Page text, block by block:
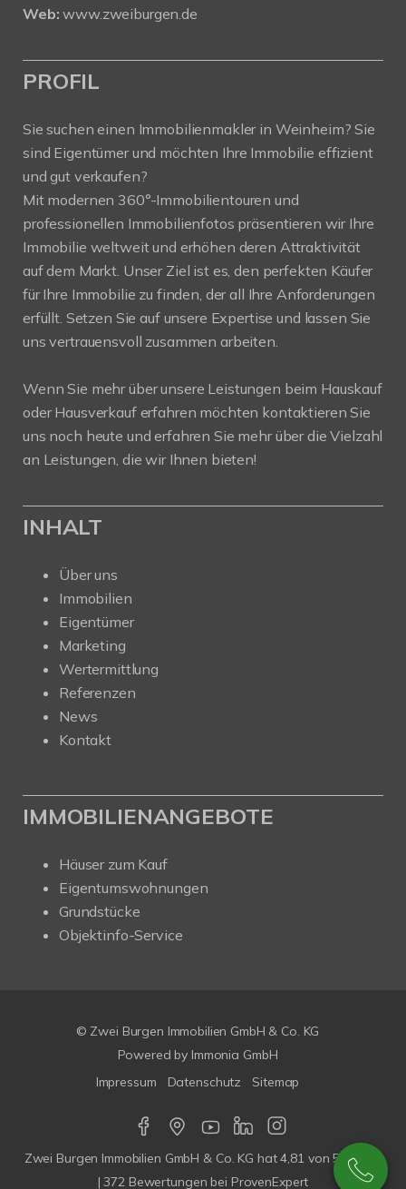
Web: www.zweiburgen.de
PROFIL
Sie suchen einen Immobilienmakler in Weinheim? Sie
sind Eigentümer und möchten Ihre Immobilie effizient
und gut verkaufen?
Mit modernen 360°-Immobilientouren und
professionellen Immobilienfotos präsentieren wir Ihre
Immobilie weltweit und erhöhen deren Attraktivität
auf dem Markt. Unser Ziel ist es, den perfekten Käufer
für Ihre Immobilie zu finden, der all Ihre Anforderungen
erfüllt. Setzen Sie auf unsere Expertise und lassen Sie
uns vertrauensvoll zusammen arbeiten.
Wenn Sie mehr über unsere Leistungen beim Hauskauf
oder Hausverkauf erfahren möchten kontaktieren Sie
uns noch heute und erfahren Sie mehr über die Vielzahl
an Leistungen, die wir Ihnen bieten!
INHALT
Über uns
Immobilien
Eigentümer
Marketing
Wertermittlung
Referenzen
News
Kontakt
IMMOBILIENANGEBOTE
Häuser zum Kauf
Eigentumswohnungen
Grundstücke
Objektinfo-Service
© Zwei Burgen Immobilien GmbH & Co. KG
Powered by Immonia GmbH
Impressum
Datenschutz Sitemap
Zwei Burgen Immobilien GmbH & Co. KG hat4,81 von5Sterne
|372 Bewertungen bei ProvenExpert